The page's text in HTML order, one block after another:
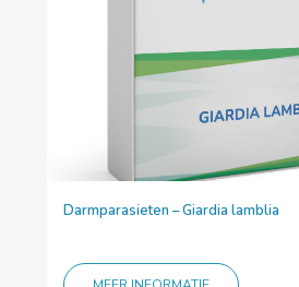
Darmparasieten – Giardia lamblia